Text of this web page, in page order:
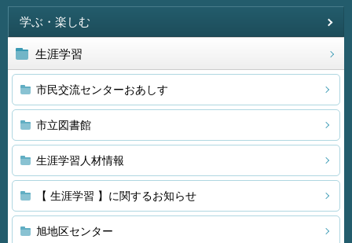
学ぶ・楽しむ
生涯学習
市民交流センターおあしす
市立図書館
生涯学習人材情報
【 生涯学習 】に関するお知らせ
旭地区センター